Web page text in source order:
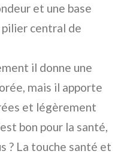
et une base
pilier central de
il donne une
mais il apporte
et légèrement
bon pour la santé,
? La touche santé et